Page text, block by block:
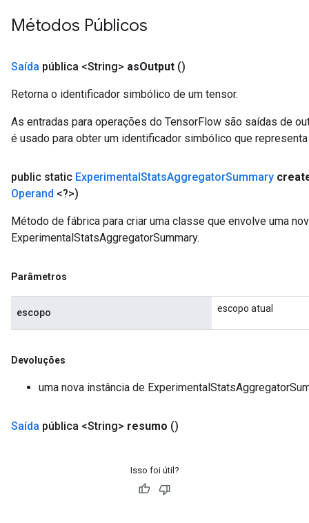
Métodos Públicos
Saída pública <String> asOutput ()
Retorna o identificador simbólico de um tensor.
As entradas para operações do TensorFlow são saídas de
é usado para obter um identificador simbólico que
public static ExperimentalStatsAggregatorSummary
Operand <?>)
Método de fábrica para criar uma classe que envolve uma
ExperimentalStatsAggregatorSummary.
Parâmetros
escopo escopo atual
Devoluções
uma nova instância de
Saída pública <String> resumo ()
Isso foi útil?